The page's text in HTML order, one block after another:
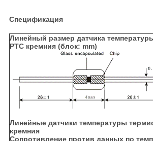
Спецификация
Линейный размер датчика
PTC кремния (блок: mm)
Линейные датчики температуры
кремния
Сопротивление против данных по